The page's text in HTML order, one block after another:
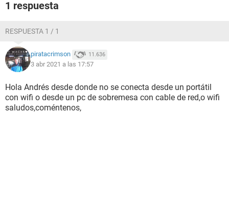
1 respuesta
RESPUESTA 1 / 1
piratacrimson 11.636
3 abr 2021 a las 17:57
Hola Andrés desde donde no se conecta desde un portátil
con wifi o desde un pc de sobremesa con cable de red,o wifi
saludos,coméntenos,